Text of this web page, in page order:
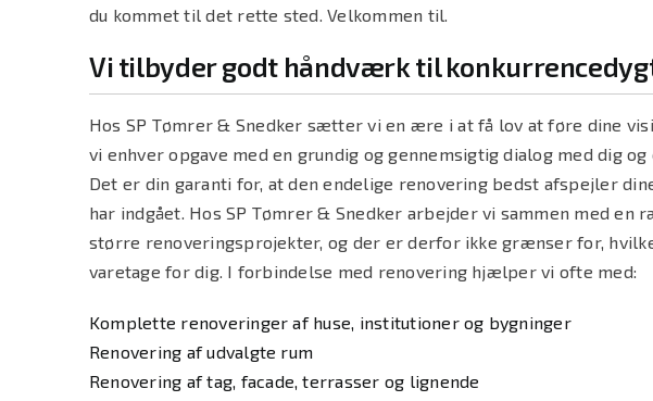
du kommet til det rette sted. Velkommen til.
Vi tilbyder godt håndværk til
Hos SP Tømrer & Snedker sætter vi en ære i at få lov at føre dine
vi enhver opgave med en grundig og gennemsigtig dialog med dig
Det er din garanti for, at den endelige renovering bedst afspejler
har indgået. Hos SP Tømrer & Snedker arbejder vi sammen med en
større renoveringsprojekter, og der er derfor ikke grænser for,
varetage for dig. I forbindelse med renovering hjælper vi ofte med:
Komplette renoveringer af huse, institutioner og bygninger
Renovering af udvalgte rum
Renovering aftag, facade, terrasser og lignende